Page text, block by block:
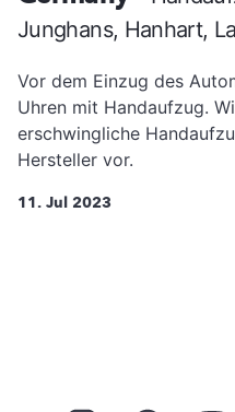
Junghans, Hanhart,
Vor dem Einzug des
Uhren mit Handaufzug.
erschwingliche
Hersteller vor.
11. Jul 2023